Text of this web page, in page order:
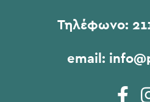
Τηλέφωνο:
email: